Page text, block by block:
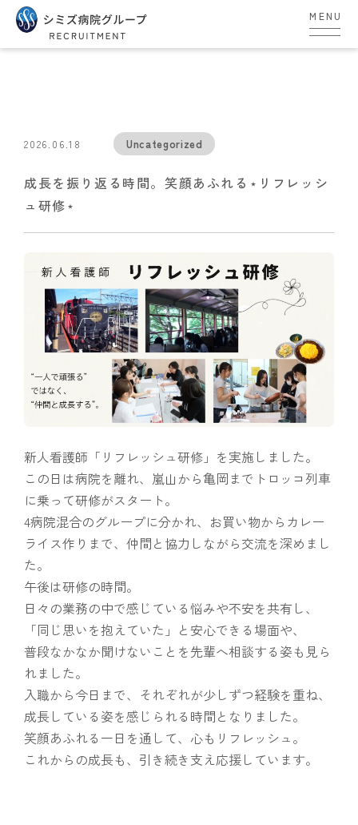
MENU
2026.06.18 Uncategorized
成長を振り返る時間。笑顔あふれる⋆リフレッシ
ュ研修⋆
新人看護師「リフレッシュ研修」を実施しました。
この日は病院を離れ、嵐山から亀岡までトロッコ列車
に乗って研修がスタート。
4病院混合のグループに分かれ、お買い物からカレー
ライス作りまで、仲間と協力しながら交流を深めまし
た。
午後は研修の時間。
日々の業務の中で感じている悩みや不安を共有し、
「同じ思いを抱えていた」と安心できる場面や、
普段なかなか聞けないことを先輩へ相談する姿も見ら
れました。
入職から今日まで、それぞれが少しずつ経験を重ね、
成長している姿を感じられる時間となりました。
笑顔あふれる一日を通して、心もリフレッシュ。
これからの成長も、引き続き支え応援しています。